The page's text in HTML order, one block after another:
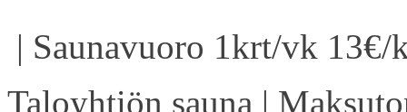
| Saunavuoro 1krt/vk
Taloyhtiön sauna |